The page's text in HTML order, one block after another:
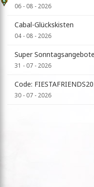
06 - 08 - 2026
Cabal-Glückskisten
04 - 08 - 2026
Super
31 - 07 - 2026
Code:
30 - 07 - 2026